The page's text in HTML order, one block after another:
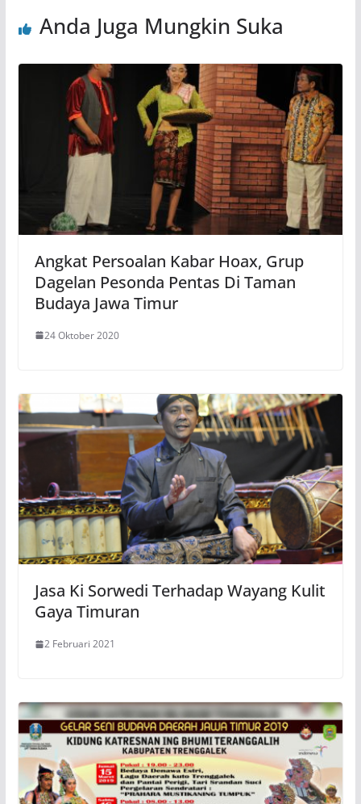
Anda Juga Mungkin Suka
Angkat Persoalan Kabar Hoax, Grup
Dagelan Pesonda Pentas Di Taman
Budaya Jawa Timur
24 Oktober 2020
Jasa Ki Sorwedi Terhadap Wayang Kulit
Gaya Timuran
2 Februari 2021